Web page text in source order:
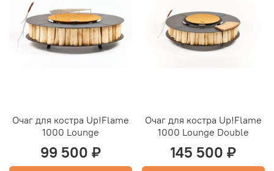
Очаг для костра Up!Flame
1000 Lounge
99 500 ₽
Очаг для костра Up!Flame
1000 Lounge Double
145 500 ₽